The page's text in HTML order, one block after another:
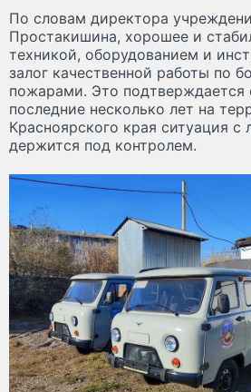
По словам директора
Простакишина, хорошее и
техникой, оборудованием и
залог качественной работы по
пожарами. Это подтверждается
последние несколько лет на
Красноярского края ситуация
держится под контролем.